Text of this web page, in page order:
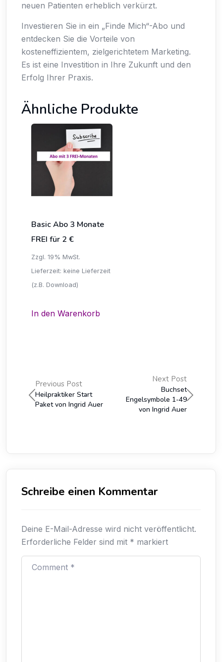
neuen Patienten erheblich verkürzt.
Investieren Sie in ein „Finde Mich“-Abo und
entdecken Sie die Vorteile von
kosteneffizientem, zielgerichtetem Marketing.
Es ist eine Investition in Ihre Zukunft und den
Erfolg Ihrer Praxis.
Ähnliche Produkte
Basic Abo 3 Monate
FREI für 2 €
Zzgl. 19% MwSt.
Lieferzeit: keine Lieferzeit
(z.B. Download)
In den Warenkorb
Previous Post
Heilpraktiker Start
Paket von Ingrid Auer
Next Post
Buchset
Engelsymbole 1-49
von Ingrid Auer
Schreibe einen Kommentar
Deine E-Mail-Adresse wird nicht veröffentlicht.
Erforderliche Felder sind mit * markiert